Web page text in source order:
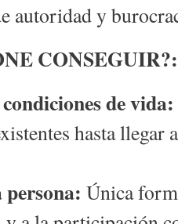
autoridad y
CONSEGUIR?:
de vida:
hasta
Única